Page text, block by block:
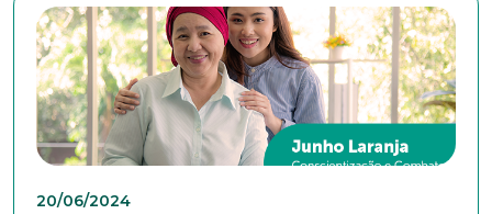
20/06/2024
Idade
Estado Civil